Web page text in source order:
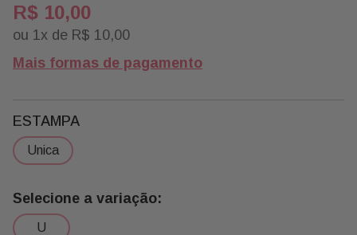
R$ 10,00
ou 1 x de R$ 10,00
Mais formas de pagamento
u
ESTAMPA
unica